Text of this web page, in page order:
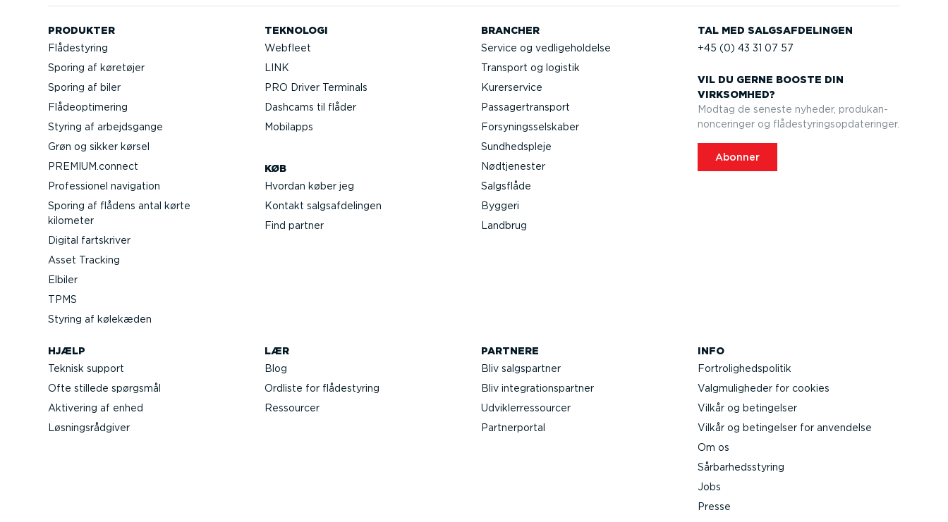
PRODUKTER
Flådestyring
Sporing af køretøjer
Sporing af biler
Flåde­op­ti­mering
Styring af arbejds­gange
Grøn og sikker kørsel
PREMIUM.connect
Profes­sionel navigation
Sporing af flådens antal kørte
kilometer
Digital fartskriver
Asset Tracking
Elbiler
TPMS
Styring af kølekæden
TEKNOLOGI
Webfleet
LINK
PRO Driver Terminals
Dashcams til flåder
Mobilapps
KØB
Hvordan køber jeg
Kontakt salgs­af­de­lingen
Find partner
BRANCHER
Service og vedli­ge­hol­delse
Transport og logistik
Kurer­service
Passa­ger­transport
Forsy­nings­sel­skaber
Sundheds­pleje
Nødtje­nester
Salgsflåde
Byggeri
Landbrug
TAL MED SALGS­AF­DE­LINGEN
+45 (0) 43 31 07 57
VIL DU GERNE BOOSTE DIN
VIRKSOMHED?
Modtag de seneste nyheder, produkan­
non­ce­ringer og flådesty­rings­op­da­te­ringer.
Abonner
HJÆLP
Teknisk support
Ofte stillede spørgsmål
Aktivering af enhed
Løsnings­rå­d­giver
LÆR
Blog
Ordliste for flådestyring
Ressourcer
PARTNERE
Bliv salgs­partner
Bliv integra­tions­partner
Udvik­lerre­s­sourcer
Partner­portal
INFO
Fortro­lig­heds­po­litik
Valgmu­lig­heder for cookies
Vilkår og betingelser
Vilkår og betingelser for anvendelse
Om os
Sårbar­heds­styring
Jobs
Presse